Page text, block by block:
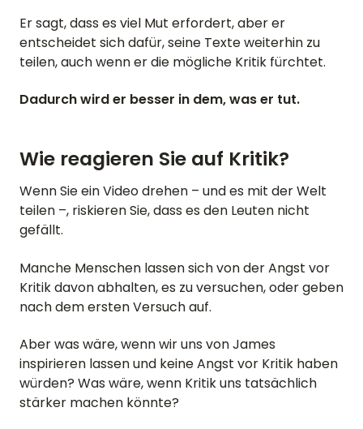
Er sagt, dass es viel Mut erfordert, aber er
entscheidet sich dafür, seine Texte weiterhin zu
teilen, auch wenn er die mögliche Kritik fürchtet.
Dadurch wird er besser in dem, was er tut.
Wie reagieren Sie auf Kritik?
Wenn Sie ein Video drehen – und es mit der Welt
teilen –, riskieren Sie, dass es den Leuten nicht
gefällt.
Manche Menschen lassen sich von der Angst vor
Kritik davon abhalten, es zu versuchen, oder geben
nach dem ersten Versuch auf.
Aber was wäre, wenn wir uns von James
inspirieren lassen und keine Angst vor Kritik haben
würden? Was wäre, wenn Kritik uns tatsächlich
stärker machen könnte?